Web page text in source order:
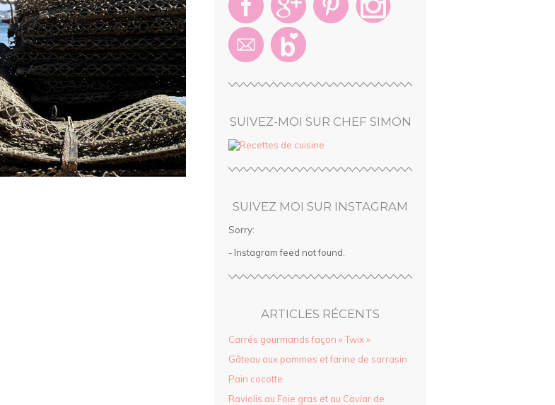
SUIVEZ-MOI SUR CHEF SIMON
SUIVEZ MOI SUR INSTAGRAM
Sorry:
- Instagram feed not found.
ARTICLES RÉCENTS
Carrés gourmands façon « Twix »
Gâteau aux pommes et farine de sarrasin
Pain cocotte
Raviolis au Foie gras et au Caviar de